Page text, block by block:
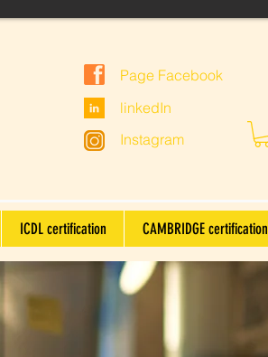
Page Facebook
linkedIn
Instagram
ICDL certification CAMBRIDGE certification